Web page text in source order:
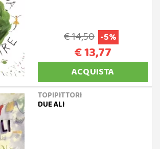
€ 14,50 -5%
€ 13,77
ACQUISTA
TOPIPITTORI
DUE ALI